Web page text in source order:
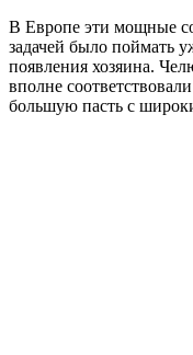
В Европе эти мощные
задачей было поймать
появления хозяина.
вполне
большую пасть с